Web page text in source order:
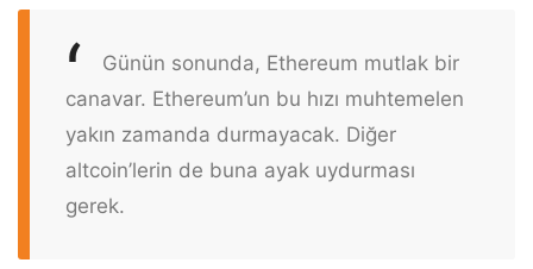
Günün sonunda, Ethereum mutlak bir
canavar. Ethereum’un bu hızı muhtemelen
yakın zamanda durmayacak. Diğer
altcoin’lerin de buna ayak uydurması
gerek.